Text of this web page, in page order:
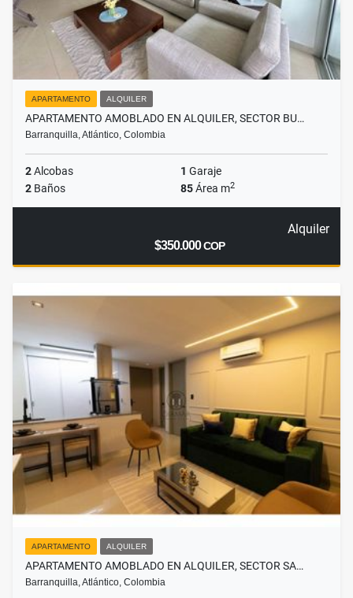
APARTAMENTO ALQUILER
APARTAMENTO AMOBLADO EN ALQUILER, SECTOR BU…
Barranquilla, Atlántico, Colombia
2Alcobas 1 Garaje
2 Baños 85Área m2
Alquiler
$350.000COP
APARTAMENTO ALQUILER
APARTAMENTO AMOBLADO EN ALQUILER, SECTOR SA…
Barranquilla, Atlántico, Colombia